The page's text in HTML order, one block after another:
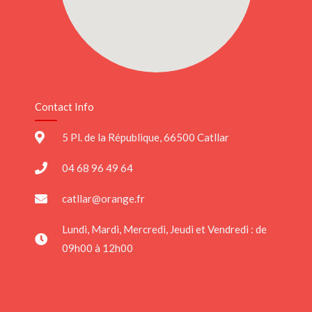
Contact Info
5 Pl. de la République, 66500 Catllar
04 68 96 49 64
catllar@orange.fr
Lundi, Mardi, Mercredi, Jeudi et Vendredi : de
09h00 à 12h00